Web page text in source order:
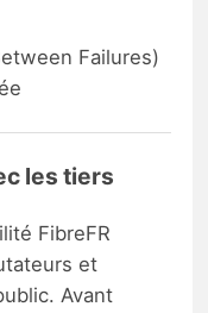
Failures)
les tiers
FibreFR
et
Avant